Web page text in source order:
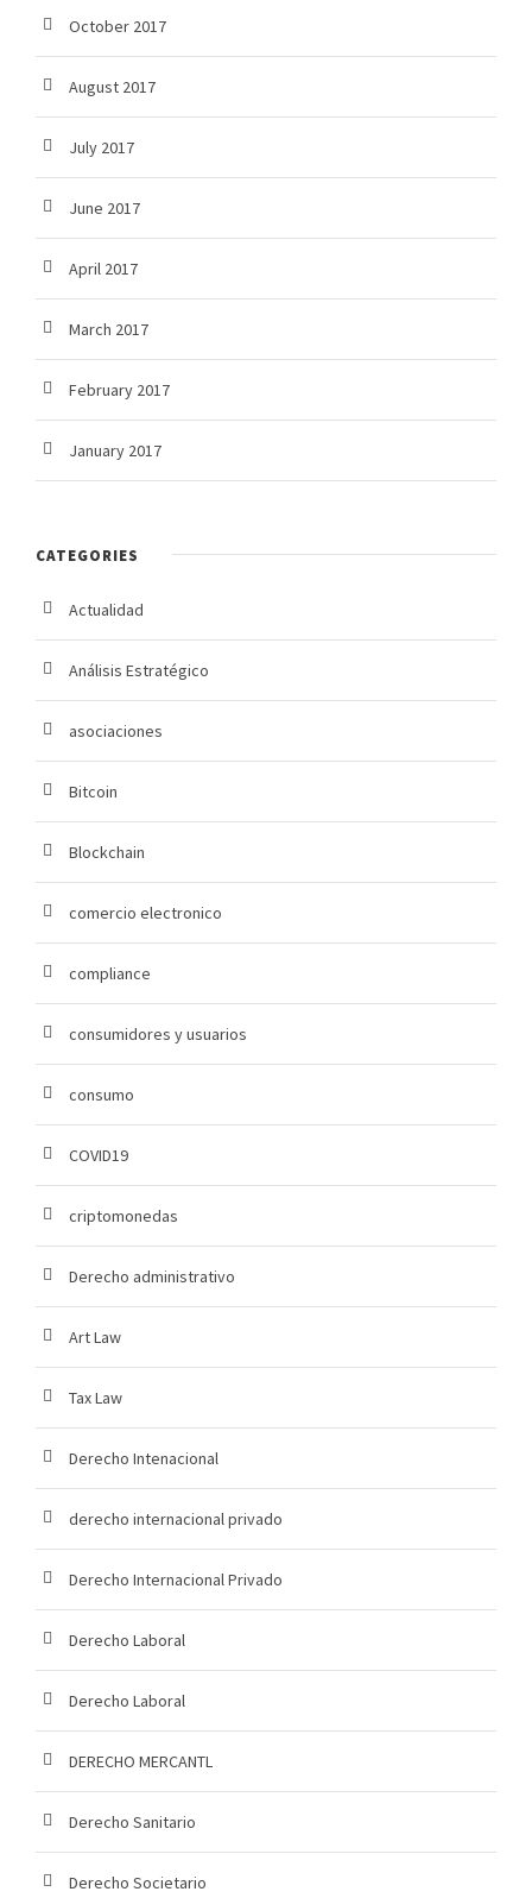
October 2017
August 2017
July 2017
June 2017
April 2017
March 2017
February 2017
January 2017
CATEGORIES
Actualidad
Análisis Estratégico
asociaciones
Bitcoin
Blockchain
comercio electronico
compliance
consumidores y usuarios
consumo
COVID19
criptomonedas
Derecho administrativo
Art Law
Tax Law
Derecho Intenacional
derecho internacional privado
Derecho Internacional Privado
Derecho Laboral
Derecho Laboral
DERECHO MERCANTL
Derecho Sanitario
Derecho Societario